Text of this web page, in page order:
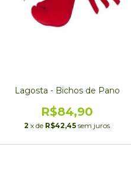
Lagosta - Bichos de Pano
R$84,90
2 x de R$42,45 sem juros